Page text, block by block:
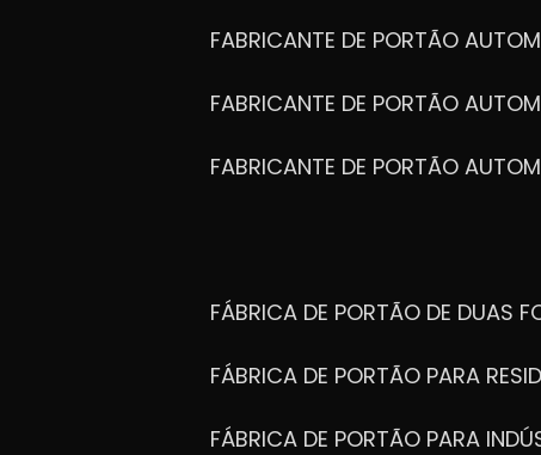
FABRICANTE DE PORTÃO
FABRICANTE DE PORTÃO
FABRICANTE DE PORTÃO
FÁBRICA DE PORTÃO DE DUAS
FÁBRICA DE PORTÃO PARA
FÁBRICA DE PORTÃO PARA